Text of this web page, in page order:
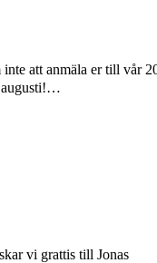
att anmäla er till vår
augusti!…
vi grattis till Jonas